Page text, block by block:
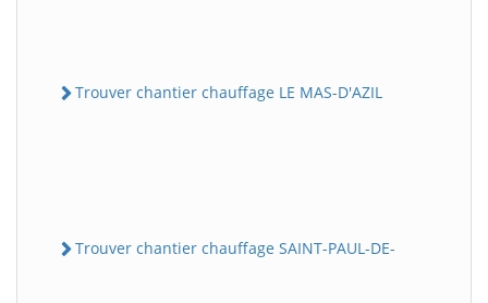
Trouver chantier chauffage LE MAS-D'AZIL
Trouver chantier chauffage SAINT-PAUL-DE-